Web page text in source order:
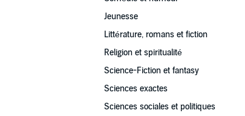
Jeunesse
Littérature, romans et fiction
Religion et spiritualité
Science-Fiction et fantasy
Sciences exactes
Sciences sociales et politiques